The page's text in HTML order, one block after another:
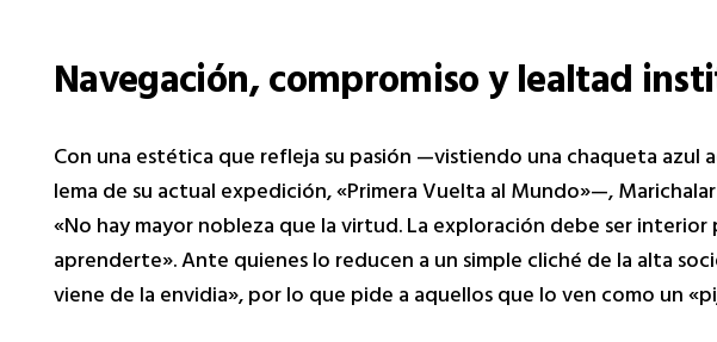
Navegación, compromiso y lealtad
Con una estética que refleja su pasión —vistiendo una chaqueta azul
lema de su actual expedición, «Primera Vuelta al Mundo»—,
«No hay mayor nobleza que la virtud. La exploración debe ser
aprenderte». Ante quienes lo reducen a un simple cliché de la alta
viene de la envidia», por lo que pide a aquellos que lo ven como un